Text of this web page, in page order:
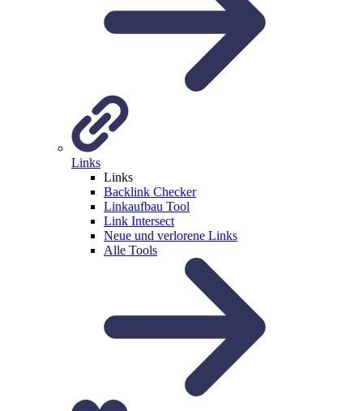
Links
Links
Backlink Checker
Linkaufbau Tool
Link Intersect
Neue und verlorene Links
Alle Tools